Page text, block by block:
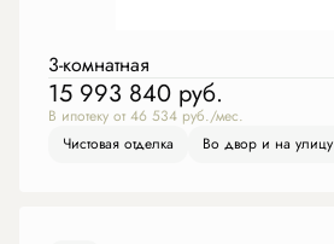
3-комнатная
15 993 840 руб.
В ипотеку от 46 534 руб./мес.
Чистовая отделка
Во двор и на улицу